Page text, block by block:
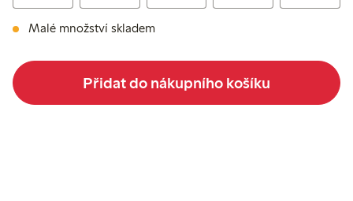
Malé množství skladem
Přidat do nákupního košíku